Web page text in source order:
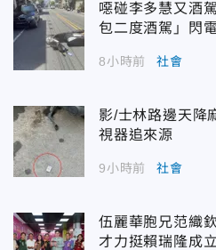
噁碰李多慧又酒
包二度酒駕」閃
8小時前 社會
影/士林路邊天
視器追來源
9小時前 社會
伍麗華胞兄范織
才力挺賴瑞隆成